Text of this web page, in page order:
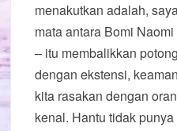
menakutkan adalah,
mata antara Bomi
– itu membalikkan
dengan ekstensi,
kita rasakan dengan
kenal. Hantu tidak